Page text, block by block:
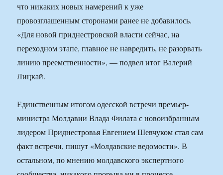
что никаких новых намерений к уже
провозглашенным сторонами ранее не добавилось.
«Для новой приднестровской власти сейчас, на
переходном этапе, главное не навредить, не разорвать
линию преемственности», — подвел итог Валерий
Лицкай.
Единственным итогом одесской встречи премьер-
министра Молдавии Влада Филата с новоизбранным
лидером Приднестровья Евгением Шевчуком стал сам
факт встречи, пишут «Молдавские ведомости». В
остальном, по мнению молдавского экспертного